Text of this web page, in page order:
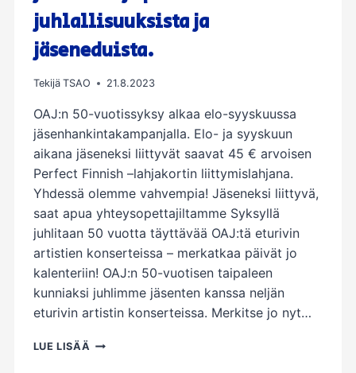
juhlallisuuksista ja
jäseneduista.
Tekijä TSAO 21.8.2023
OAJ:n 50-vuotissyksy alkaa elo-syyskuussa
jäsenhankintakampanjalla. Elo- ja syyskuun
aikana jäseneksi liittyvät saavat 45 € arvoisen
Perfect Finnish –lahjakortin liittymislahjana.
Yhdessä olemme vahvempia! Jäseneksi liittyvä,
saat apua yhteysopettajiltamme Syksyllä
juhlitaan 50 vuotta täyttävää OAJ:tä eturivin
artistien konserteissa – merkatkaa päivät jo
kalenteriin! OAJ:n 50-vuotisen taipaleen
kunniaksi juhlimme jäsenten kanssa neljän
eturivin artistin konserteissa. Merkitse jo nyt…
LUE LISÄÄ OAJ